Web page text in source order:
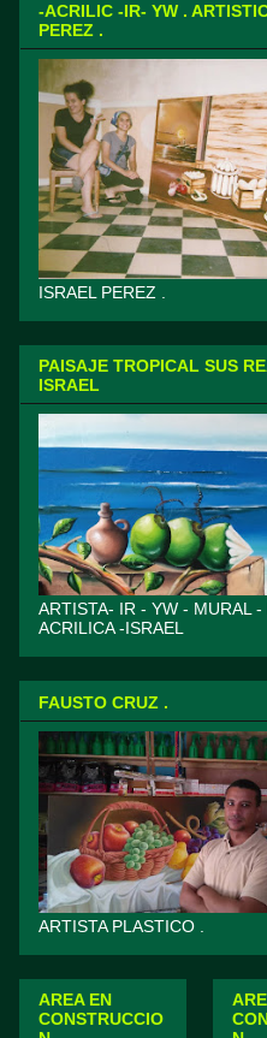
-ACRILIC -IR- YW .
PEREZ .
ISRAEL PEREZ .
PAISAJE TROPICAL SUS
ISRAEL
ARTISTA- IR - YW - MURAL -
ACRILICA -ISRAEL
FAUSTO CRUZ .
ARTISTA PLASTICO .
AREA EN
CONSTRUCCIO